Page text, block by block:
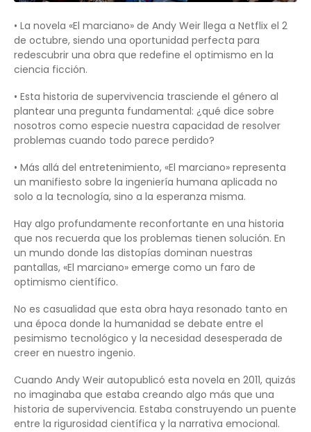
• La novela «El marciano» de Andy Weir llega a Netflix el 2
de octubre, siendo una oportunidad perfecta para
redescubrir una obra que redefine el optimismo en la
ciencia ficción.
• Esta historia de supervivencia trasciende el género al
plantear una pregunta fundamental: ¿qué dice sobre
nosotros como especie nuestra capacidad de resolver
problemas cuando todo parece perdido?
• Más allá del entretenimiento, «El marciano» representa
un manifiesto sobre la ingeniería humana aplicada no
solo a la tecnología, sino a la esperanza misma.
Hay algo profundamente reconfortante en una historia
que nos recuerda que los problemas tienen solución. En
un mundo donde las distopías dominan nuestras
pantallas, «El marciano» emerge como un faro de
optimismo científico.
No es casualidad que esta obra haya resonado tanto en
una época donde la humanidad se debate entre el
pesimismo tecnológico y la necesidad desesperada de
creer en nuestro ingenio.
Cuando Andy Weir autopublicó esta novela en 2011, quizás
no imaginaba que estaba creando algo más que una
historia de supervivencia. Estaba construyendo un puente
entre la rigurosidad científica y la narrativa emocional.